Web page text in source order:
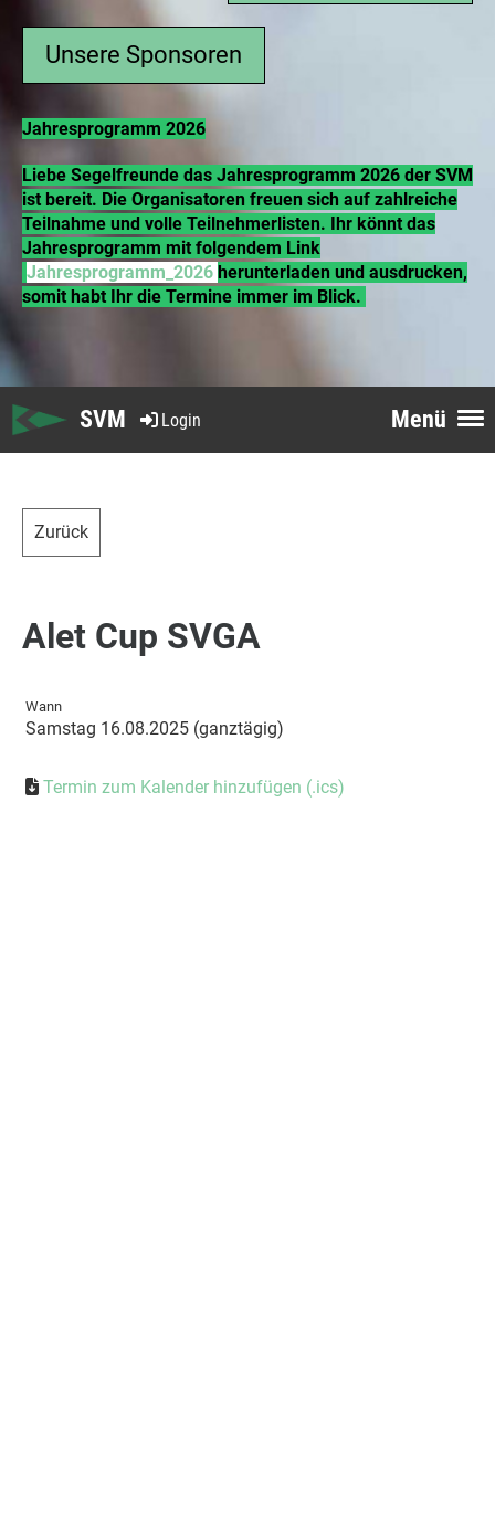
Unsere Sponsoren
Jahresprogramm 2026
Liebe Segelfreunde das Jahresprogramm 2026 der SVM
ist bereit. Die Organisatoren freuen sich auf zahlreiche
Teilnahme und volle Teilnehmerlisten. Ihr könnt das
Jahresprogramm mit folgendem Link
Jahresprogramm_2026 herunterladen und ausdrucken,
somit habt Ihr die Termine immer im Blick.
Menü
Login
SVM
Zurück
Alet Cup SVGA
Wann
Samstag 16.08.2025 (ganztägig)
Termin zum Kalender hinzufügen (.ics)